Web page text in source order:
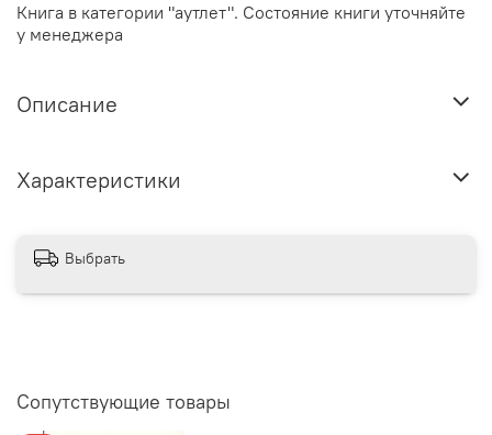
Книга в категории "аутлет". Состояние книги уточняйте
у менеджера
Описание
Характеристики
Выбрать
Сопутствующие товары